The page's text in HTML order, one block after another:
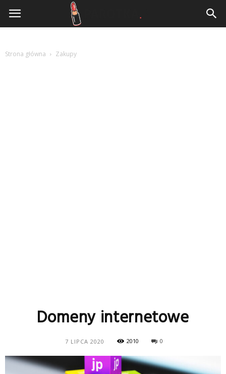
www.parotka.pl
Strona główna Zakupy
Domeny internetowe
7 LIPCA 2020 2010 0